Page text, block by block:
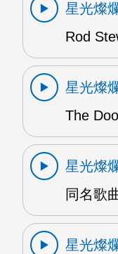
星光燦
Rod
星光燦
The
星光燦
同名歌
星光燦